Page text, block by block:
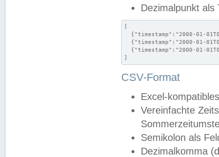
Dezimalpunkt als
[
{"timestamp":"2000-01-
{"timestamp":"2000-01-
{"timestamp":"2000-01-
]
CSV-Format
Excel-
Vereinfachte
Semikolon als
Dezimalkomma